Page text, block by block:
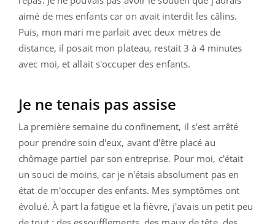
aimé de mes enfants car on avait interdit les câlins.
Puis, mon mari me parlait avec deux mètres de
distance, il posait mon plateau, restait 3 à 4 minutes
avec moi, et allait s'occuper des enfants.
Je ne tenais pas assise
La première semaine du confinement, il s'est arrêté
pour prendre soin d'eux, avant d'être placé au
chômage partiel par son entreprise. Pour moi, c'était
un souci de moins, car je n'étais absolument pas en
état de m'occuper des enfants. Mes symptômes ont
évolué. À part la fatigue et la fièvre, j'avais un petit peu